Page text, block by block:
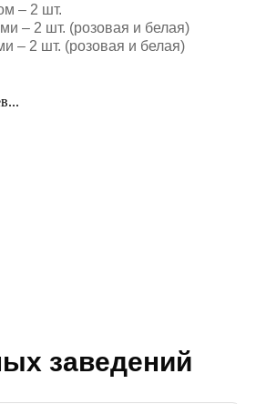
– 2 шт.
– 2 шт. (розовая и белая)
– 2 шт. (розовая и белая)
заведений